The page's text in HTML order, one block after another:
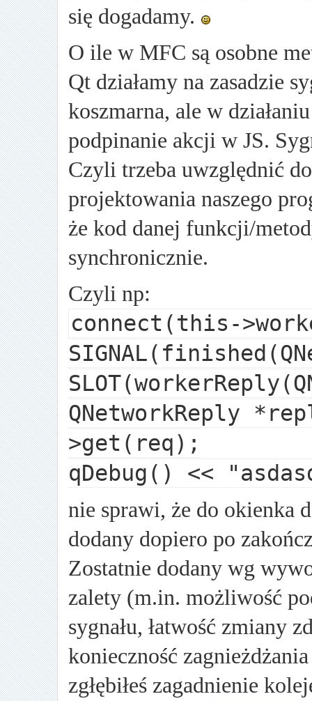
się dogadamy.
O ile w MFC są osobne
Qt działamy na zasadzie
koszmarna, ale w
podpinanie akcji w JS.
Czyli trzeba uwzględnić
projektowania naszego
że kod danej funkcji/
synchronicznie.
Czyli np:
connect(this-
QNetworkReply
>get(req);
qDebug() <<
nie sprawi, że do okienka
dodany dopiero po
Zostatnie dodany wg
zalety (m.in. możliwość
sygnału, łatwość zmiany
konieczność
zgłębiłeś zagadnienie